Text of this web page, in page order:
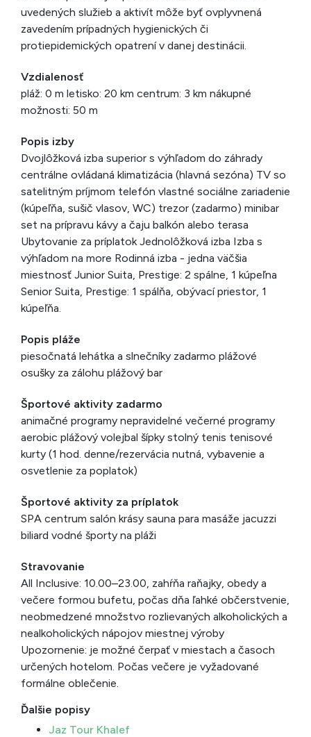
uvedených služieb a aktivít môže byť ovplyvnená
zavedením prípadných hygienických či
protiepidemických opatrení v danej destinácii.
Vzdialenosť
pláž: 0 m letisko: 20 km centrum: 3 km nákupné
možnosti: 50 m
Popis izby
Dvojlôžková izba superior s výhľadom do záhrady
centrálne ovládaná klimatizácia (hlavná sezóna) TV so
satelitným príjmom telefón vlastné sociálne zariadenie
(kúpeľňa, sušič vlasov, WC) trezor (zadarmo) minibar
set na prípravu kávy a čaju balkón alebo terasa
Ubytovanie za príplatok Jednolôžková izba Izba s
výhľadom na more Rodinná izba - jedna väčšia
miestnosť Junior Suita, Prestige: 2 spálne, 1 kúpeľna
Senior Suita, Prestige: 1 spálňa, obývací priestor, 1
kúpeľňa.
Popis pláže
piesočnatá lehátka a slnečníky zadarmo plážové
osušky za zálohu plážový bar
Športové aktivity zadarmo
animačné programy nepravidelné večerné programy
aerobic plážový volejbal šípky stolný tenis tenisové
kurty (1 hod. denne/rezervácia nutná, vybavenie a
osvetlenie za poplatok)
Športové aktivity za príplatok
SPA centrum salón krásy sauna para masáže jacuzzi
biliard vodné športy na pláži
Stravovanie
All Inclusive: 10.00–23.00, zahŕňa raňajky, obedy a
večere formou bufetu, počas dňa ľahké občerstvenie,
neobmedzené množstvo rozlievaných alkoholických a
nealkoholických nápojov miestnej výroby
Upozornenie: je možné čerpať v miestach a časoch
určených hotelom. Počas večere je vyžadované
formálne oblečenie.
Ďalšie popisy
Jaz Tour Khalef